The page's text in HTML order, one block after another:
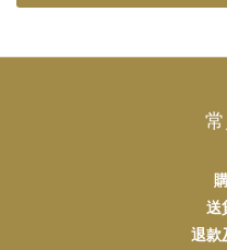
送
退款